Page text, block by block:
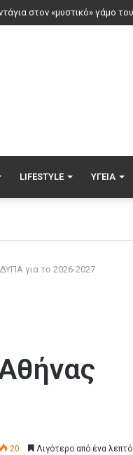
LIFESTYLE ΥΓΕΊΑ
για το 2026-2027
20 Λιγότερο από ένα λεπτό